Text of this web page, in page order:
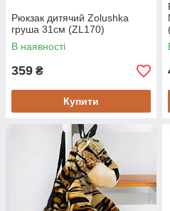
Рюкзак дитячий Zolushka
груша 31см (ZL170)
В наявності
359 ₴
Купити